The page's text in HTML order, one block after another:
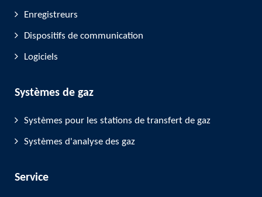
Enregistreurs
Dispositifs de communication
Logiciels
Systèmes de gaz
Systèmes pour les stations de transfert de gaz
Systèmes d'analyse des gaz
Service